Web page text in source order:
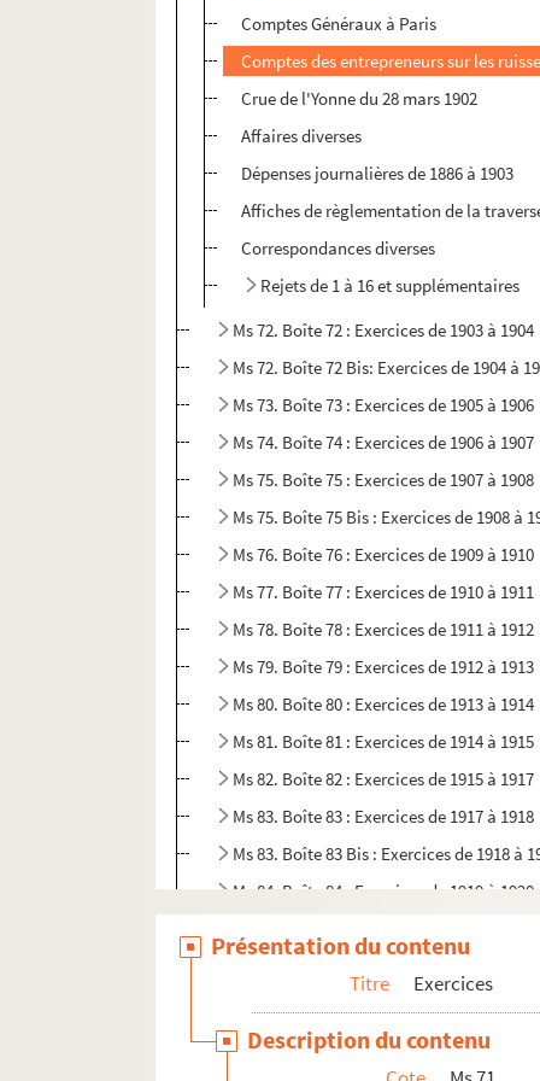
Comptes Généraux à Paris
Comptes des entrepreneurs sur les
Crue de l'Yonne du 28 mars 1902
Affaires diverses
Dépenses journalières de 1886 à 1903
Affiches de règlementation de la
Correspondances diverses
Rejets de 1 à 16 et supplémentaires
Ms 72. Boîte 72 : Exercices de 1903 à 1904
Ms 72. Boîte 72 Bis: Exercices de 1904 à
Ms 73. Boîte 73 : Exercices de 1905 à 1906
Ms 74. Boîte 74 : Exercices de 1906 à 1907
Ms 75. Boîte 75 : Exercices de 1907 à 1908
Ms 75. Boîte 75 Bis : Exercices de 1908 à
Ms 76. Boîte 76 : Exercices de 1909 à 1910
Ms 77. Boîte 77 : Exercices de 1910 à 1911
Ms 78. Boîte 78 : Exercices de 1911 à 1912
Ms 79. Boîte 79 : Exercices de 1912 à 1913
Ms 80. Boîte 80 : Exercices de 1913 à 1914
Ms 81. Boîte 81 : Exercices de 1914 à 1915
Ms 82. Boîte 82 : Exercices de 1915 à 1917
Ms 83. Boîte 83 : Exercices de 1917 à 1918
Ms 83. Boîte 83 Bis : Exercices de 1918 à
Ms 84. Boîte 84 : Exercices de 1919 à 1920
Ms 87. Avaries 2 : crues de mai 1836
Présentation du contenu
Titre Exercices
Description du contenu